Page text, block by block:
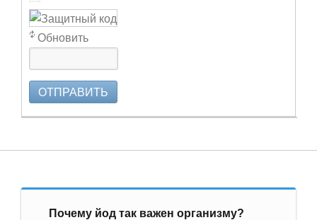
Обновить
ОТПРАВИТЬ
Почему йод так важен организму?